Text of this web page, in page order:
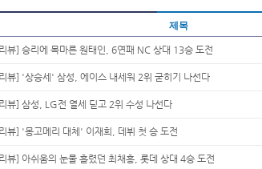
제목
뷰] 승리에 목마른 원태인, 6연패 NC 상대 13승 도전
뷰] '상승세' 삼성, 에이스 내세워 2위 굳히기 나선다
뷰] 삼성, LG전 열세 딛고 2위 수성 나선다
뷰] '몽고메리 대체' 이재희, 데뷔 첫 승 도전
뷰] 아쉬움의 눈물 흘렸던 최채흥, 롯데 상대 4승 도전